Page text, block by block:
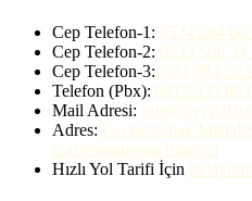
Cep Telefon-1: 0534 294 60
Cep Telefon-2: 0533 506 34
Cep Telefon-3:0531 084 57
Telefon (Pbx): 0212 535 60
Mail Adresi:
Adres: Fevziçakmak
Gaziosmanpaşa/İstanbul
Hızlı Yol Tarifi İçin